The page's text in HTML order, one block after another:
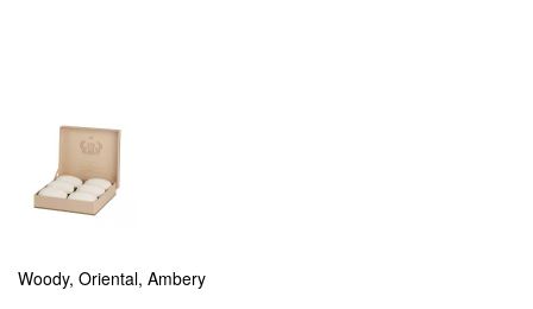
Woody, Oriental, Ambery